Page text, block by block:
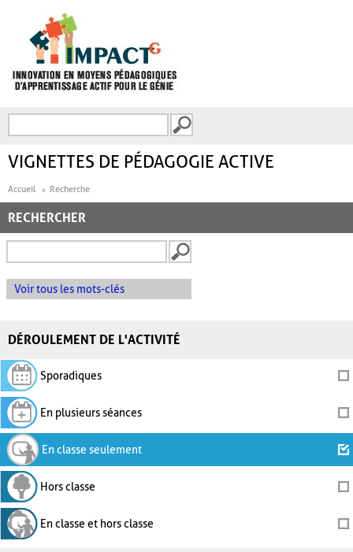
FORMULAIRE DE
VIGNETTES DE PÉDAGOGIE ACTIVE
Accueil Recherche
RECHERCHER
Voir tous les mots-clés
DÉROULEMENT DE L'ACTIVITÉ
Sporadiques
En plusieurs séances
En classe seulement
Hors classe
En classe et hors classe